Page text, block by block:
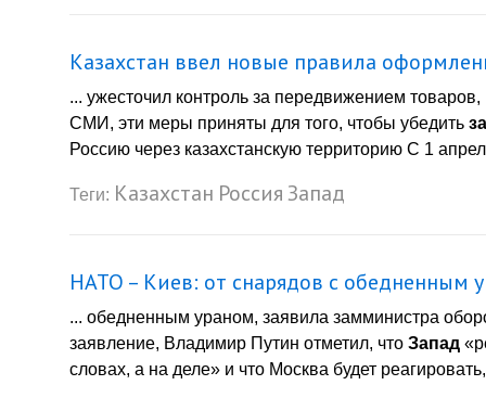
Казахстан ввел новые правила
... ужесточил контроль за передвижением
СМИ, эти меры приняты для того, чтобы убедить
Россию через казахстанскую территорию С 1
Теги: Казахстан Россия Запад
НАТО – Киев: от снарядов с обедненным
... обедненным ураном, заявила замминистра
заявление, Владимир Путин отметил, что Запад
словах, а на деле» и что Москва будет